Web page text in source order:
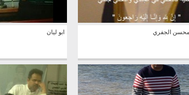
محسن الجفري ابو ليان